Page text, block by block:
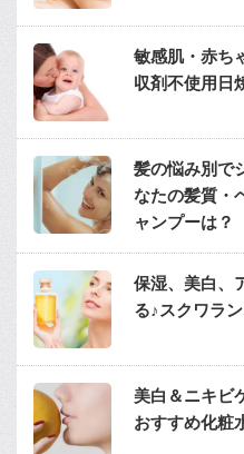
敏感肌・赤ち
収剤不使用日
髪の悩み別で
なたの髪質・
ャンプーは？
保湿、美白、
る♪スクワラ
美白＆ニキビ
おすすめ化粧